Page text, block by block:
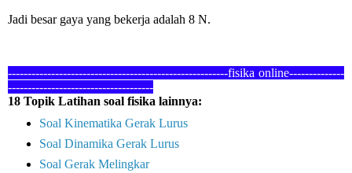
Jadi besar gaya yang bekerja adalah 8 N.
--------------------------------------------------------fisika online--------------
-------------------------------------
18 Topik Latihan soal fisika lainnya:
Soal Kinematika Gerak Lurus
Soal Dinamika Gerak Lurus
Soal Gerak Melingkar